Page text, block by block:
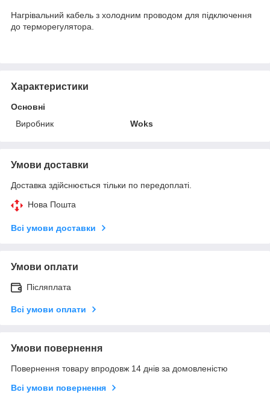
Нагрівальний кабель з холодним проводом для підключення
до терморегулятора.
Характеристики
Основні
Виробник
Woks
Умови доставки
Доставка здійснюється тільки по передоплаті.
Нова Пошта
Всі умови доставки
Умови оплати
Післяплата
Всі умови оплати
Умови повернення
Повернення товару впродовж 14 днів за домовленістю
Всі умови повернення